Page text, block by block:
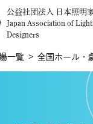
公益社団法人 日本照明
Japan Association of
Designers
一覧 全国ホール・